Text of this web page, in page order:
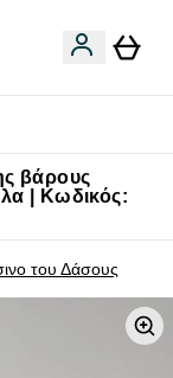
βάρους
| Κωδικός:
του Δάσους